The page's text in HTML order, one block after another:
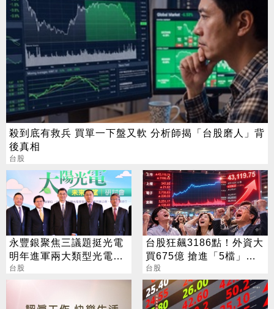
殺到底有救兵 買單一下盤又軟 分析師揭「台股磨人」背
後真相
台股
永豐銀聚焦三議題挺光電
明年進軍兩大類型光電設
置
台股
台股狂飆3186點！外資大
買675億 搶進「5檔」
ETF
台股